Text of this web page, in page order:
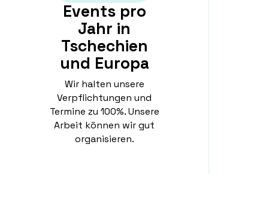
Events pro
Jahr in
Tschechien
und Europa
Wir halten unsere
Verpflichtungen und
Termine zu 100%. Unsere
Arbeit können wir gut
organisieren.